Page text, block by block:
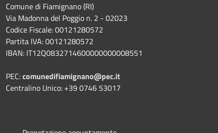
Comune di Fiamignano (RI)
Via Madonna del Poggio n. 2 - 02023
Codice Fiscale: 00121280572
Partita IVA: 00121280572
IBAN: IT12Q0832714600000000008551
PEC:comunedifiamignano@pec.it
Centralino Unico: +39 0746 53017